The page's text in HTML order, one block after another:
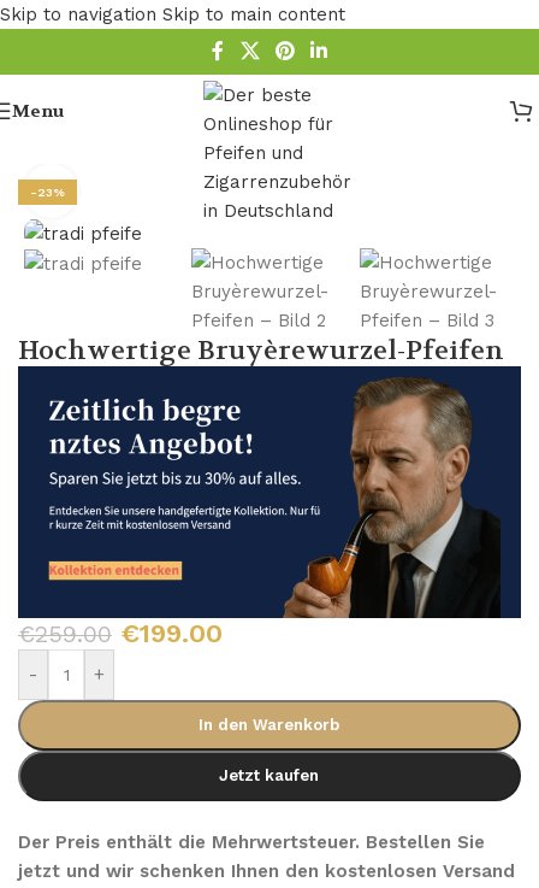
Skip to navigation Skip to main content
Menu
Holz Pfeife/Bruyere Pfeifen
-23%
Hochwertige Bruyèrewurzel-Pfeifen
€259.00 €199.00
- +
In den Warenkorb
Jetzt kaufen
Der Preis enthält die Mehrwertsteuer. Bestellen Sie
jetzt und wir schenken Ihnen den kostenlosen Versand